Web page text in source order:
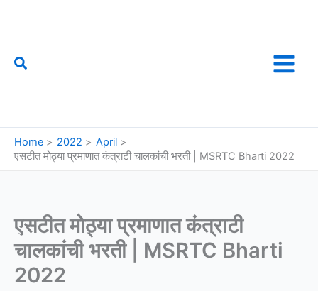
Search
Home 2022
April
एसटीत मोठ्या प्रमाणात कंत्राटी चालकांची भरती | MSRTC Bharti 2022
एसटीत मोठ्या प्रमाणात कंत्राटी
चालकांची भरती | MSRTC Bharti
2022